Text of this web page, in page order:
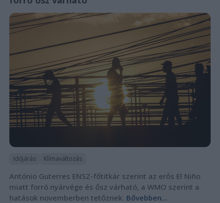
Időjárás Klímaváltozás
António Guterres ENSZ-főtitkár szerint az erős El Niño
miatt forró nyárvége és ősz várható, a WMO szerint a
hatások novemberben tetőznek. Bővebben...